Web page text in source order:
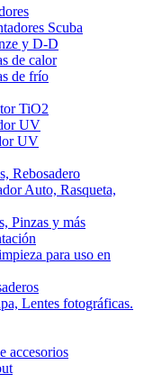
Scuba
y D-D
de calor
de frío
TiO2
UV
UV
Rebosadero
Auto, Rasqueta,
Pinzas y más
para uso en
Lentes fotográficas.
accesorios